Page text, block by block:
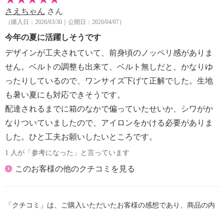
さえちゃん さん
（購入日：2026/03/30｜公開日：2026/04/07）
今年の夏に活躍しそうです
デザインが工夫されていて、前身頃のノッペリ感がありま
せん。ベルトの調整も出来て、ベルト無しだと、かなりゆ
ったりしているので、ワンサイズ下げて正解でした。生地
も暑い夏にも対応できそうです。
配達されるまでに箱のなかで偏っていたせいか、シワがか
なりついていましたので、アイロンをかける必要がありま
した。ひと工夫お願いしたいところです。
1 人が「参考になった」と言っています
このお客様の他のクチコミを見る
「クチコミ」は、ご購入いただいたお客様の感想であり、商品の内